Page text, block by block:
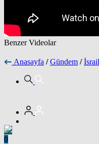
Benzer Videolar
Anasayfa / Gündem /
0